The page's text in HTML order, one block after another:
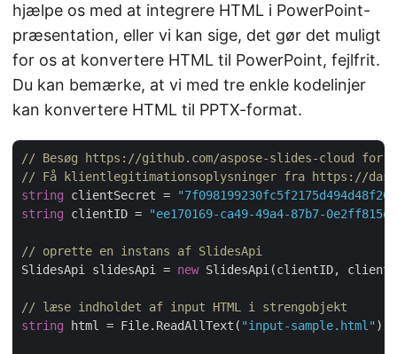
hjælpe os med at integrere HTML i PowerPoint-
præsentation, eller vi kan sige, det gør det muligt
for os at konvertere HTML til PowerPoint, fejlfrit.
Du kan bemærke, at vi med tre enkle kodelinjer
kan konvertere HTML til PPTX-format.
// Besøg https://github.com/aspose-slides-cloud for
// Få klientlegitimationsoplysninger fra https://
string clientSecret =
string clientID = "ee170169-ca49-49a4-87b7-
// oprette en instans af SlidesApi
SlidesApi slidesApi = new SlidesApi(clientID,
// læse indholdet af input HTML i strengobjekt
string html = File.ReadAllText( "input-sample.html" );